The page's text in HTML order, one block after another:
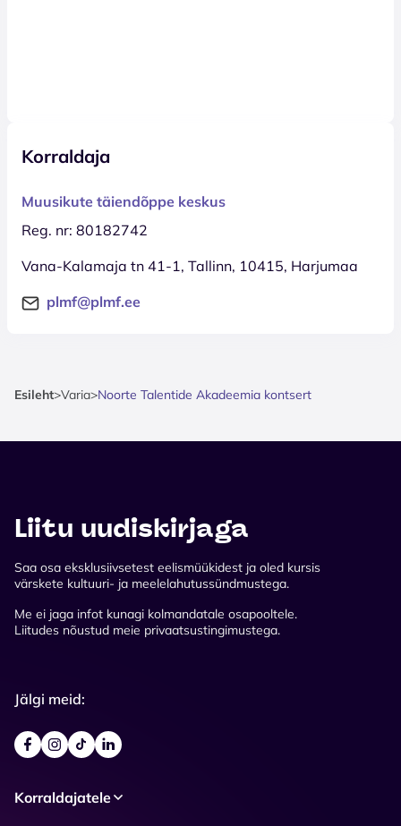
Korraldaja
Muusikute täiendõppe keskus
Reg. nr: 80182742
Vana-Kalamaja tn 41-1, Tallinn, 10415, Harjumaa
plmf@plmf.ee
Esileht>Varia>Noorte Talentide Akadeemia kontsert
Liitu uudiskirjaga
Saa osa eksklusiivsetest eelismüükidest ja oled kursis
värskete kultuuri- ja meelelahutussündmustega.
Me ei jaga infot kunagi kolmandatale osapooltele.
Liitudes nõustud meie privaatsustingimustega.
Jälgi meid:
Korraldajatele